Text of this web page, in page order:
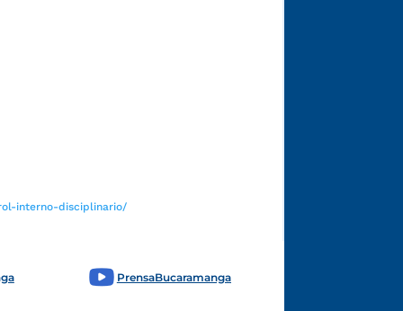
interno-disciplinario/
PrensaBucaramanga